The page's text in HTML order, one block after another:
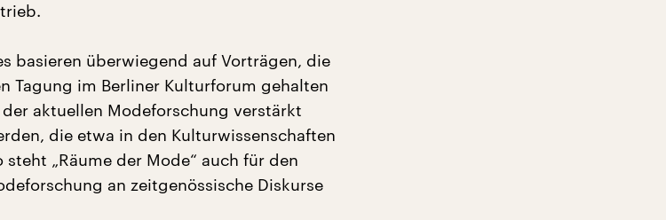
basieren überwiegend auf Vorträgen, die
Tagung im Berliner Kulturforum gehalten
aktuellen Modeforschung verstärkt
die etwa in den Kulturwissenschaften
„Räume der Mode“ auch für den
an zeitgenössische Diskurse